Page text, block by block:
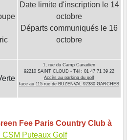
Date limite d'inscription le 14
octobre
Départs communiqués le 16
octobre
1, rue du Camp Canadien
92210 SAINT CLOUD - Tél : 01 47 71 39 22
Accès au parking du golf
face au 115 rue de BUZENVAL 92380 GARCHES
Fee Paris Country Club à
CSM Puteaux Golf